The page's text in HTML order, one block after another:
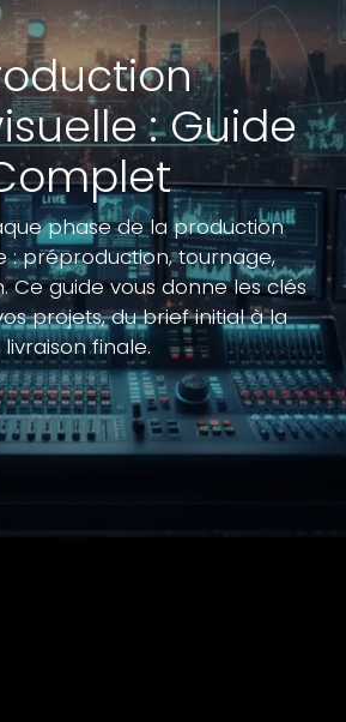
: Guide
phase de la production
: préproduction, tournage,
Ce guide vous donne les clés
projets, du brief initial à la
livraison finale.